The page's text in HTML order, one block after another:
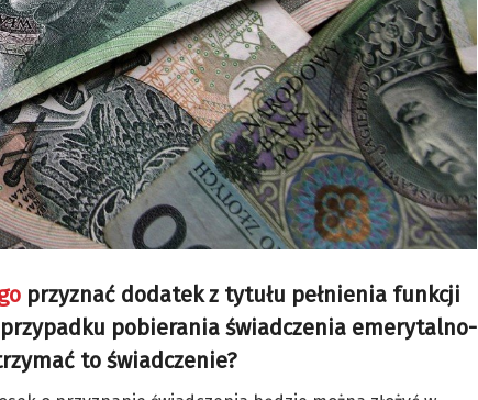
przyznać dodatek z tytułu pełnienia funkcji
pobierania świadczenia emerytalno-
to świadczenie?